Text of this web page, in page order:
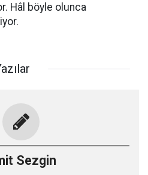
Hâl böyle olunca
Sezgin